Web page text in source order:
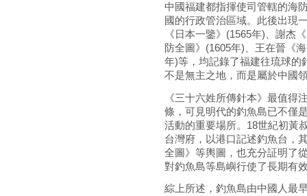
中國福建都指揮使司管轄的海
國的行政管治區域。此後出現
《日本一鑒》(1565年)、謝杰
防全圖》(1605年)、王在晉《
年)等，均記錄了福建往琉球的
不是無主之地，而是屬於中國
《三十六姓所傳針本》最值得
條，可見明代的釣魚島已不僅
活動的重要場所。18世紀初黃
台灣府，以港口記述釣魚台，
全圖》等輿圖，也充分証明了
對釣魚島等島嶼行使了長期有
綜上所述，釣魚島由中國人最